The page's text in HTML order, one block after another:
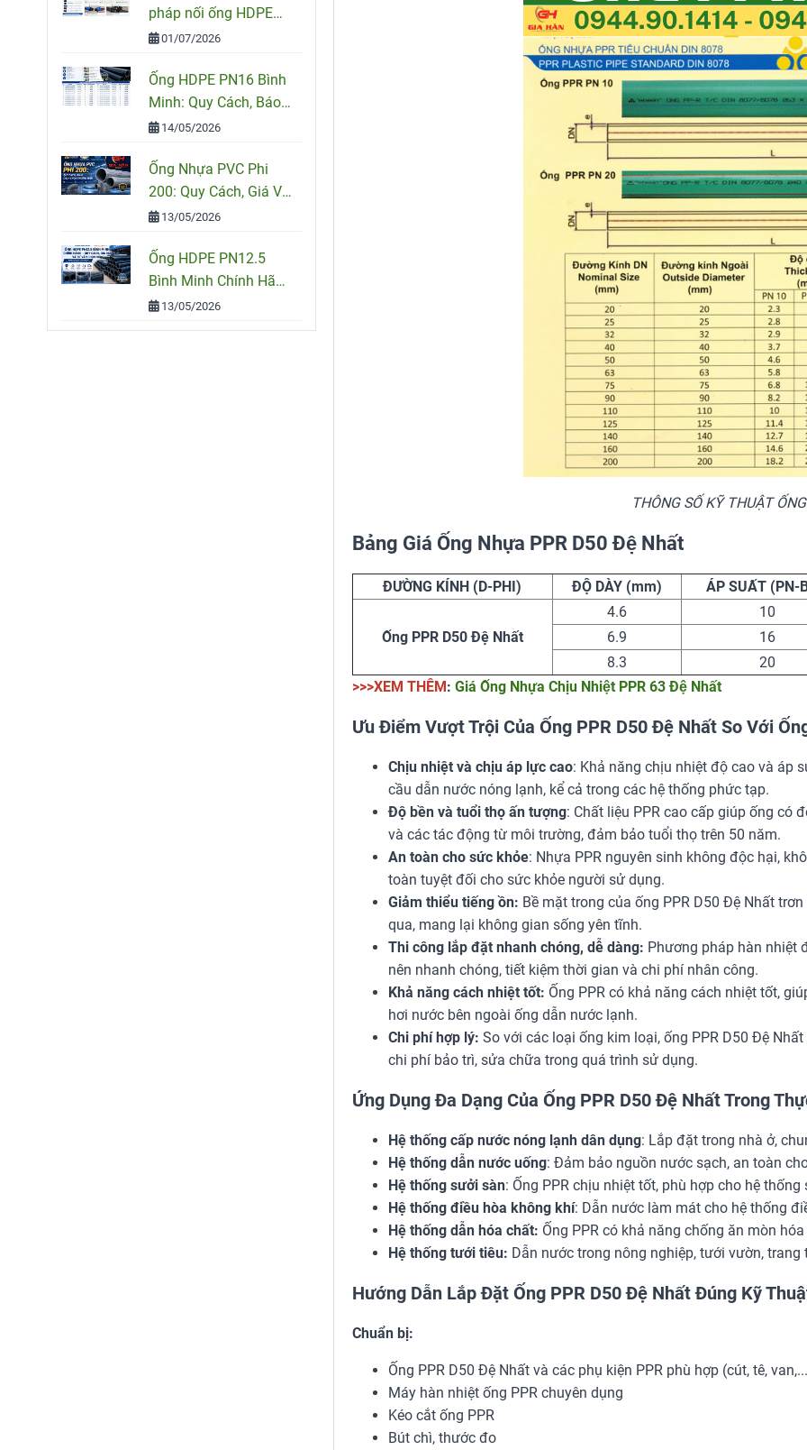
THÔNG SỐ KỸ THUẬT
Bảng Giá Ống Nhựa PPR D50 Đệ Nhất
ĐƯỜNG KÍNH (D-PHI) ĐỘ DÀY (mm) ÁP SUẤT (PN-
Ống PPR D50 Đệ Nhất
4.6 10
6.9
16
8.3
20
>>>XEM THÊM: Giá Ống Nhựa Chịu Nhiệt PPR 63 Đệ Nhất
Ưu Điểm Vượt Trội Của Ống PPR D50 Đệ Nhất So Với
Chịu nhiệt và chịu áp lực cao: Khả năng chịu nhiệt độ cao và áp
cầu dẫn nước nóng lạnh, kể cả trong các hệ thống phức tạp.
Độ bền và tuổi thọ ấn tượng: Chất liệu PPR cao cấp giúp ống có
và các tác động từ môi trường, đảm bảo tuổi thọ trên 50 năm.
An toàn cho sức khỏe: Nhựa PPR nguyên sinh không độc hại,
toàn tuyệt đối cho sức khỏe người sử dụng.
Giảm thiểu tiếng ồn: Bề mặt trong của ống PPR D50 Đệ Nhất
qua, mang lại không gian sống yên tĩnh.
Thi công lắp đặt nhanh chóng, dễ dàng: Phương pháp hàn nhiệt
nên nhanh chóng, tiết kiệm thời gian và chi phí nhân công.
Khả năng cách nhiệt tốt: Ống PPR có khả năng cách nhiệt tốt,
hơi nước bên ngoài ống dẫn nước lạnh.
Chi phí hợp lý: So với các loại ống kim loại, ống PPR D50 Đệ
chi phí bảo trì, sửa chữa trong quá trình sử dụng.
Ứng Dụng Đa Dạng Của Ống PPR D50 Đệ Nhất Trong
Hệ thống cấp nước nóng lạnh dân dụng: Lắp đặt trong nhà ở,
Hệ thống dẫn nước uống: Đảm bảo nguồn nước sạch, an toàn
Hệ thống sưởi sàn: Ống PPR chịu nhiệt tốt, phù hợp cho hệ thống
Hệ thống điều hòa không khí: Dẫn nước làm mát cho hệ thống
Hệ thống dẫn hóa chất: Ống PPR có khả năng chống ăn mòn
Hệ thống tưới tiêu: Dẫn nước trong nông nghiệp, tưới vườn, trang
Hướng Dẫn Lắp Đặt Ống PPR D50 Đệ Nhất Đúng Kỹ
Chuẩn bị:
Ống PPR D50 Đệ Nhất và các phụ kiện PPR phù hợp (cút, tê,
Máy hàn nhiệt ống PPR chuyên dụng
Kéo cắt ống PPR
Bút chì, thước đo
pháp nối ống HDPE
đúng kỹ thuật
01/07/2026
Ống HDPE PN16 Bình
Minh: Quy Cách, Báo
Giá Và Cách Chọn
14/05/2026
Ống Nhựa PVC Phi
200: Quy Cách, Giá Và
Cách Chọn Đúng Cho
13/05/2026
Ống HDPE PN12.5
Bình Minh Chính Hãng
– Quy Cách, Giá Bán
Và Tư Vấn Chọn Mua
13/05/2026